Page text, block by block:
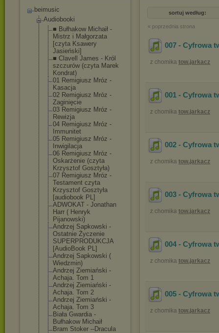
beimusic
Audiobooki
■ Bułhakow Michaił -
Mistrz i Małgorzata
[czyta Ksawery
Jasieński]
■ Clavell James - Król
szczurów (czyta Marek
Kondrat)
01 Remigiusz Mróz -
Kasacja
02 Remigiusz Mróz -
Zaginięcie
03 Remigiusz Mróz -
Rewizja
04 Remigiusz Mróz -
Immunitet
05 Remigiusz Mróz -
Inwigilacja
06 Remigiusz Mróz -
Oskarżenie (czyta
Krzysztof Gosztyła)
07 Remigiusz Mróz -
Testament czyta
Krzysztof Gosztyła
[audiobook PL]
ADWOKAT - Jonathan
Harr ( Henryk
Pijanowski)
Andrzej Sapkowski -
Ostatnie Życzenie
SUPERPRODUKCJA
[AudioBook PL]
Andrzej Sapkowski (
Wiedzmin)
Andrzej Ziemiański -
Achaja. Tom 1
Andrzej Ziemiański -
Achaja. Tom 2
Andrzej Ziemiański -
Achaja. Tom 3
Biała Gwardia -
Bułhakow Michaił
Bram Stoker --Dracula
sortuj według:
« poprzednia strona
007 - Cyfrowa
z chomika tow.jarkacz
001 - Cyfrowa
z chomika tow.jarkacz
002 - Cyfrowa
z chomika tow.jarkacz
003 - Cyfrowa
z chomika tow.jarkacz
004 - Cyfrowa
z chomika tow.jarkacz
005 - Cyfrowa
z chomika tow.jarkacz